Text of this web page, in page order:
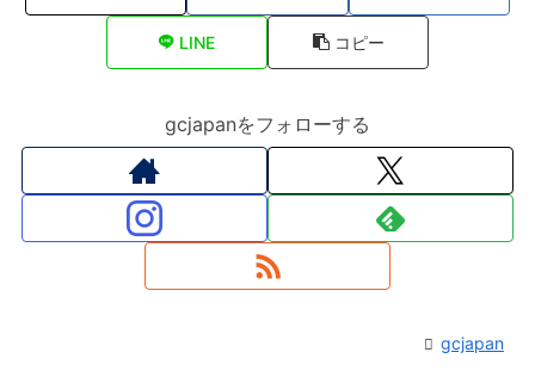
LINE コピー
gcjapanをフォローする
gcjapan